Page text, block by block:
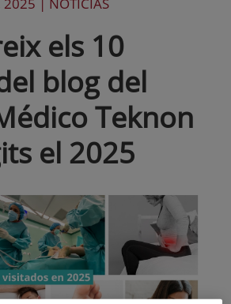
els 10
blog del
Teknon
el 2025